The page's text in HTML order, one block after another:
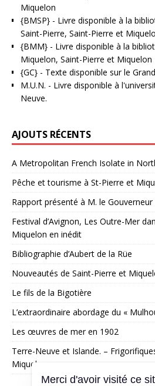
Miquelon
{BMSP} - Livre disponible à la
Saint-Pierre, Saint-Pierre et
{BMM} - Livre disponible à la
Miquelon, Saint-Pierre et Miquelon
{GC} - Texte disponible sur le
M.U.N. - Livre disponible à
Neuve.
AJOUTS RÉCENTS
A Metropolitan French Isolate in
Pêche et tourisme à St-Pierre et
Rapport présenté à M. le
Festival d’Avignon, Les Outre-Mer
Miquelon en inédit
Bibliographie d’Aubert de la Rüe
Nouveautés de Saint-Pierre et
Le fils de la Bigotière
L’extraordinaire abordage du «
Les œuvres de mer en 1902
Terre-Neuve et Islande. –
Miquelon
Merci d'avoir visité ce